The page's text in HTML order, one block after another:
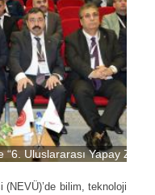
Uluslararası Yapay
(NEVÜ)’de bilim, teknoloji